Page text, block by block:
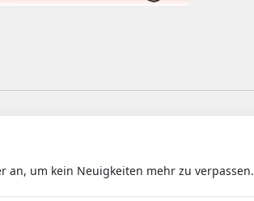
an, um kein Neuigkeiten mehr zu verpassen.